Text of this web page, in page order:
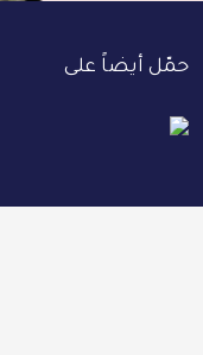
حمّل أيضاً على